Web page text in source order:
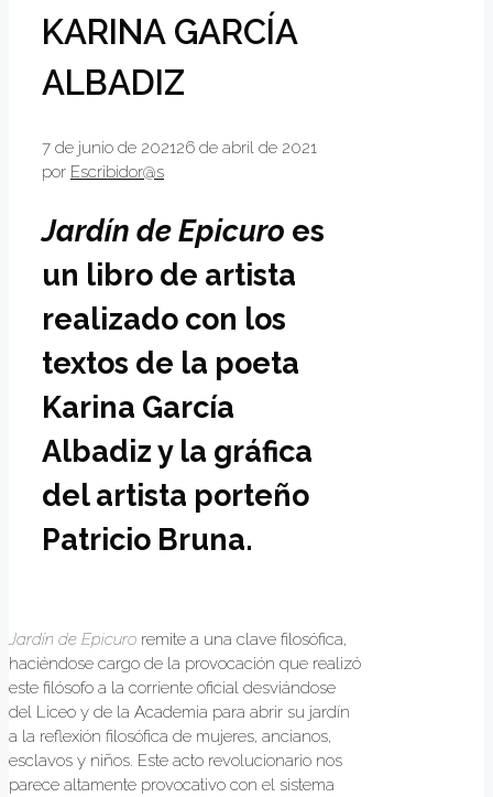
KARINA GARCÍA
ALBADIZ
7 de junio de 202126 de abril de 2021
por Escribidor@s
Jardín de Epicuro es
un libro de artista
realizado con los
textos de la poeta
Karina García
Albadiz y la gráfica
del artista porteño
Patricio Bruna.
Jardín de Epicuro remite a una clave filosófica,
haciéndose cargo de la provocación que realizó
este filósofo a la corriente oficial desviándose
del Liceo y de la Academia para abrir su jardín
a la reflexión filosófica de mujeres, ancianos,
esclavos y niños. Este acto revolucionario nos
parece altamente provocativo con el sistema